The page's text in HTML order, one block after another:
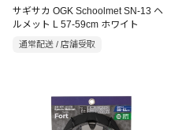
サギサカ OGK Schoolmet SN-13 ヘ
ルメット L 57-59cm ホワイト
通常配送 / 店舗受取